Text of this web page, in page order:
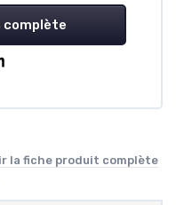
complète
la fiche produit complète